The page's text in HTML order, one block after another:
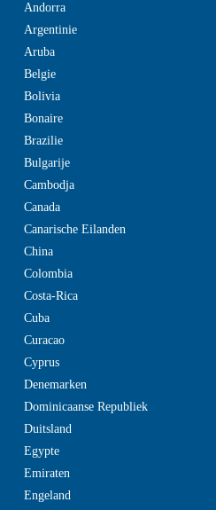
Andorra
Argentinie
Aruba
Belgie
Bolivia
Bonaire
Brazilie
Bulgarije
Cambodja
Canada
Canarische Eilanden
China
Colombia
Costa-Rica
Cuba
Curacao
Cyprus
Denemarken
Dominicaanse Republiek
Duitsland
Egypte
Emiraten
Engeland